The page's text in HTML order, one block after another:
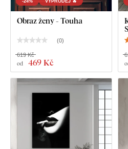
Obraz ženy - Touha
(0)
od 469 Kč
619 Kč